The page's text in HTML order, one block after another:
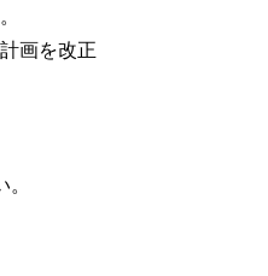
画を改正